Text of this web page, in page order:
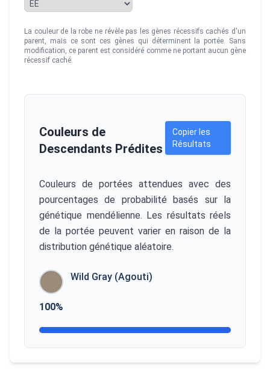
La couleur de la robe ne révèle pas les gènes récessifs cachés d'un
parent, mais ce sont ces gènes qui déterminent la portée. Sans
modification, ce parent est considéré comme ne portant aucun gène
récessif caché.
Couleurs de
Descendants Prédites
Copier les
Résultats
Couleurs de portées attendues avec des
pourcentages de probabilité basés sur la
génétique mendélienne. Les résultats réels
de la portée peuvent varier en raison de la
distribution génétique aléatoire.
Wild Gray (Agouti)
100%